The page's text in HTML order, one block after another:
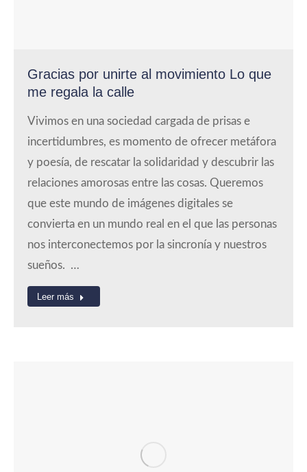
Gracias por unirte al movimiento Lo que
me regala la calle
Vivimos en una sociedad cargada de prisas e
incertidumbres, es momento de ofrecer metáfora
y poesía, de rescatar la solidaridad y descubrir las
relaciones amorosas entre las cosas. Queremos
que este mundo de imágenes digitales se
convierta en un mundo real en el que las personas
nos interconectemos por la sincronía y nuestros
sueños. …
Leer más